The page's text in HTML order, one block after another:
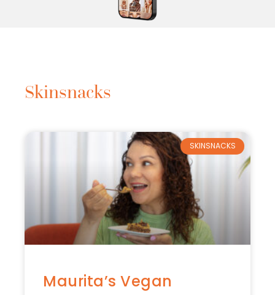
Skinsnacks
SKINSNACKS
Maurita’s Vegan